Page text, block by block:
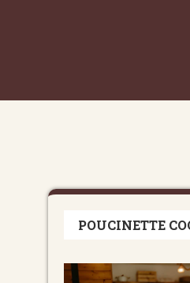
POUCINETTE